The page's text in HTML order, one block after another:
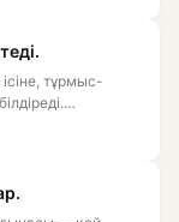
тұрмыс-